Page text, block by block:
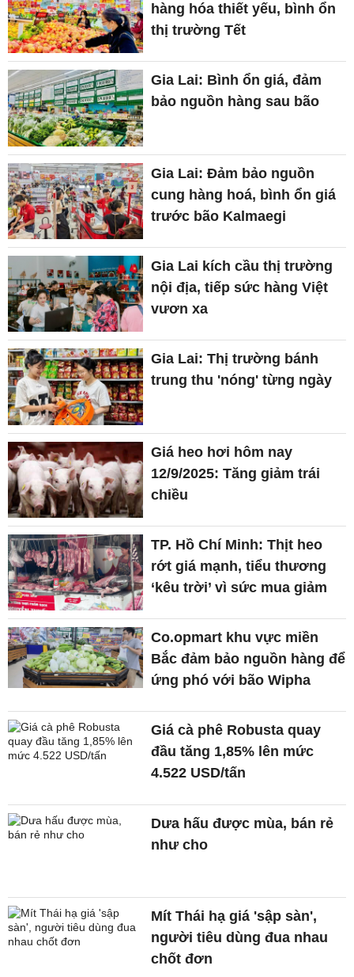
hàng hóa thiết yếu, bình ổn
thị trường Tết
Gia Lai: Bình ổn giá, đảm
bảo nguồn hàng sau bão
Gia Lai: Đảm bảo nguồn
cung hàng hoá, bình ổn giá
trước bão Kalmaegi
Gia Lai kích cầu thị trường
nội địa, tiếp sức hàng Việt
vươn xa
Gia Lai: Thị trường bánh
trung thu 'nóng' từng ngày
Giá heo hơi hôm nay
12/9/2025: Tăng giảm trái
chiều
TP. Hồ Chí Minh: Thịt heo
rớt giá mạnh, tiểu thương
‘kêu trời’ vì sức mua giảm
Co.opmart khu vực miền
Bắc đảm bảo nguồn hàng để
ứng phó với bão Wipha
Giá cà phê Robusta quay
đầu tăng 1,85% lên mức
4.522 USD/tấn
Dưa hấu được mùa, bán rẻ
như cho
Mít Thái hạ giá 'sập sàn',
người tiêu dùng đua nhau
chốt đơn